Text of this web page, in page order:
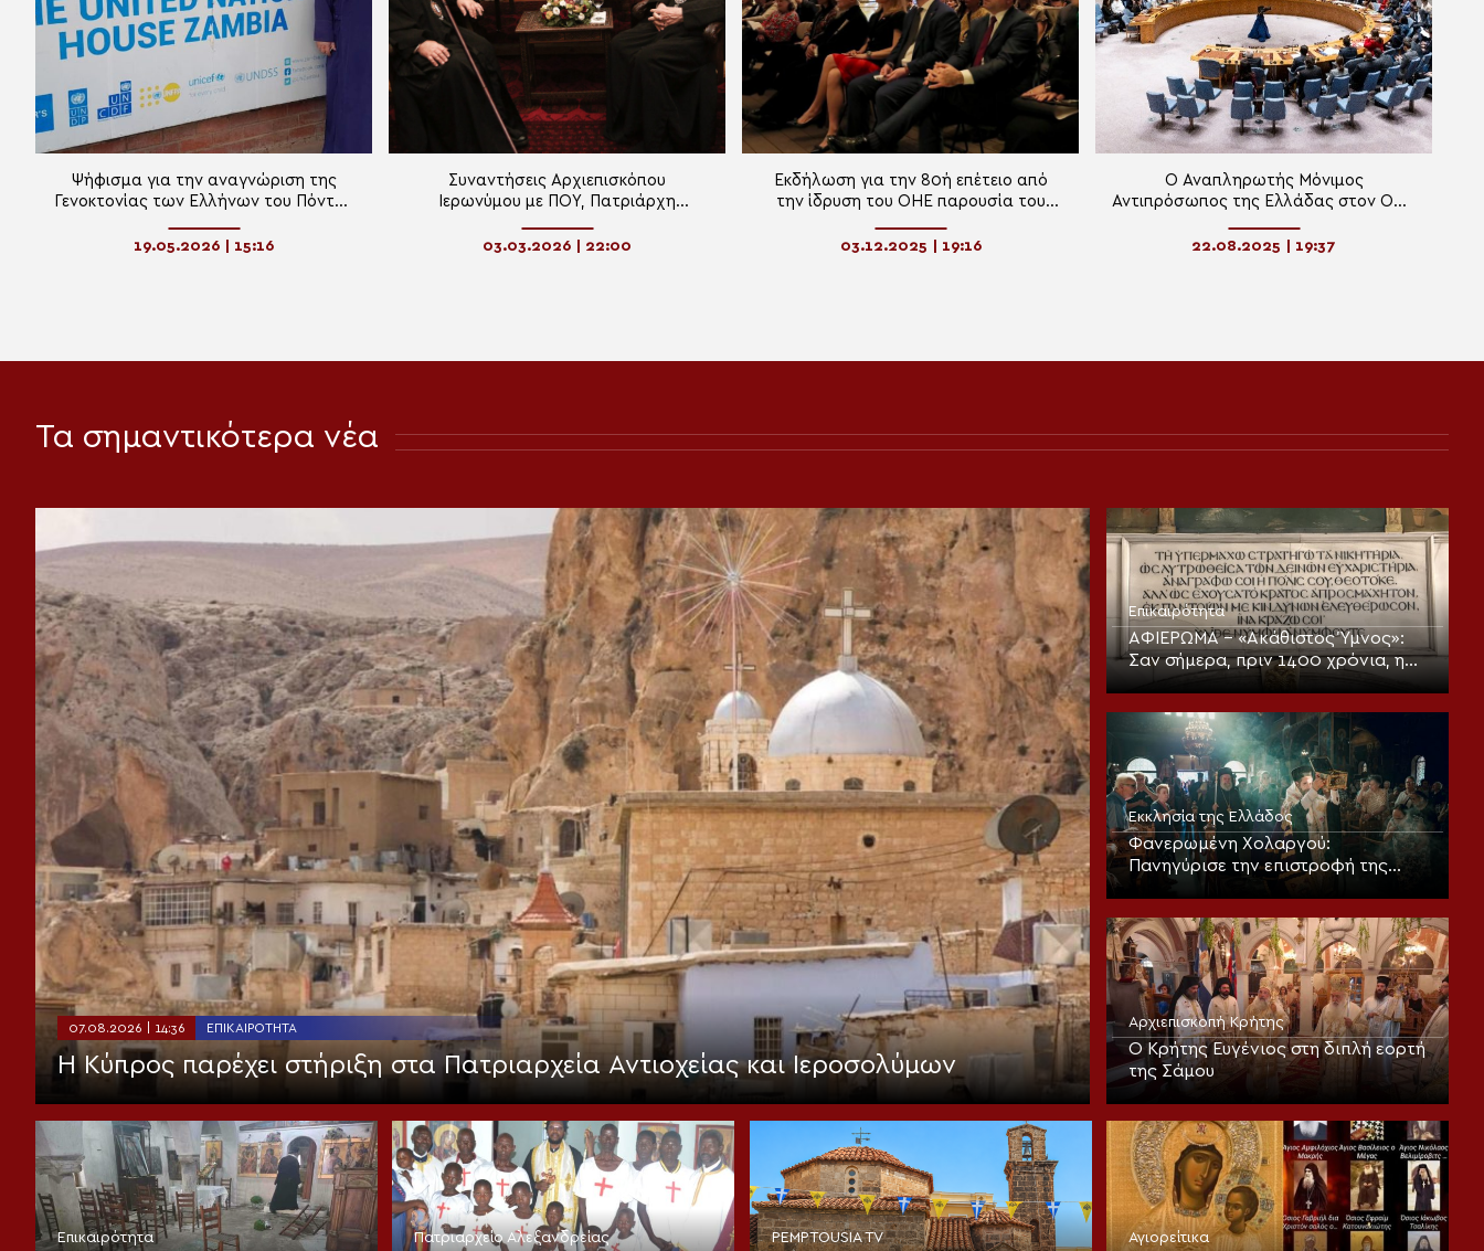
Ψήφισμα για την αναγνώριση της
Γενοκτονίας των Ελλήνων του Πόντου
Ζάμπιας
19.05.2026 | 15:16
Συναντήσεις Αρχιεπισκόπου
Ιερωνύμου με ΠΟΥ, Πατριάρχη
αξιωματούχους
03.03.2026 | 22:00
Εκδήλωση για την 80ή επέτειο από
την ίδρυση του ΟΗΕ παρουσία του
03.12.2025 | 19:16
Ο Αναπληρωτής Μόνιμος
Αντιπρόσωπος της Ελλάδας στον ΟΗΕ
22.08.2025 | 19:37
Τα σημαντικότερα νέα
07.08.2026 | 14:36 ΕΠΙΚΑΙΡΌΤΗΤΑ
Η Κύπρος παρέχει στήριξη στα Πατριαρχεία Αντιοχείας και Ιεροσολύμων
Επικαιρότητα
ΑΦΙΕΡΩΜΑ – «Ακάθιστος Ύμνος»:
Σαν σήμερα, πριν 1400 χρόνια, η
πρώτη ψαλμώδηση της
Εκκλησίας
Εκκλησία της Ελλάδος
Φανερωμένη Χολαργού:
Πανηγύρισε την επιστροφή της
παλαιάς ιεράς Λειψανοθήκης –
Επισκόπου Χριστουπόλεως
Αρχιεπισκοπή Κρήτης
Ο Κρήτης Ευγένιος στη διπλή εορτή
της Σάμου
Επικαιρότητα Πατριαρχείο Αλεξανδρείας PEMPTOUSIA TV Αγιορείτικα